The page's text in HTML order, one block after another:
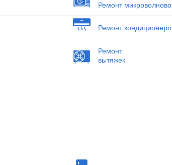
Ремонт
Ремонт
Ремонт
вытяжек